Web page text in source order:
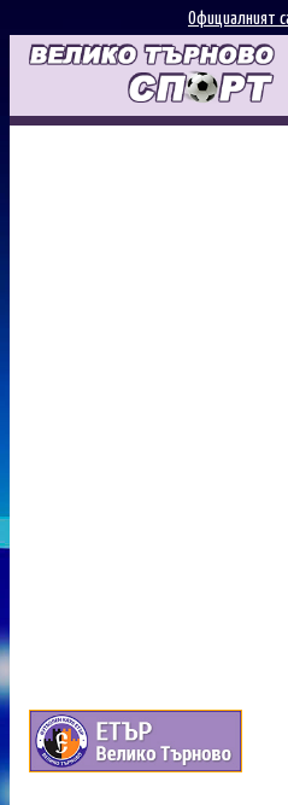
Официалният